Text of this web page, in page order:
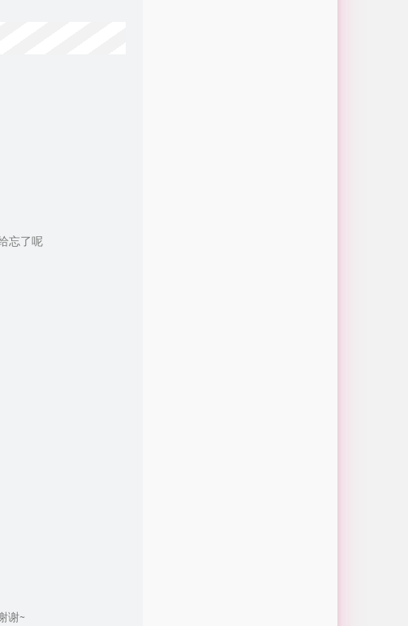
忘了呢
谢~